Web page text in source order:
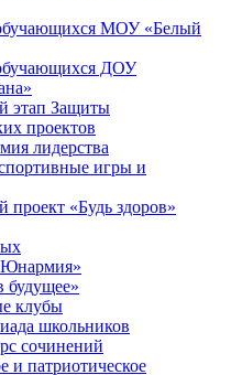
МОУ «Белый
ДОУ
этап Защиты
проектов
лидерства
игры и
«Будь здоров»
будущее»
клубы
школьников
сочинений
и патриотическое